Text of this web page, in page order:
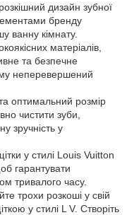
дизайн зубної
бренду
ванну кімнату.
матеріалів,
та безпечне
неперевершений
оптимальний розмір
чистити зуби,
зручність у
у стилі Louis Vuitton
гарантувати
тривалого часу.
трохи розкоші у свій
у стилі L V. Створіть